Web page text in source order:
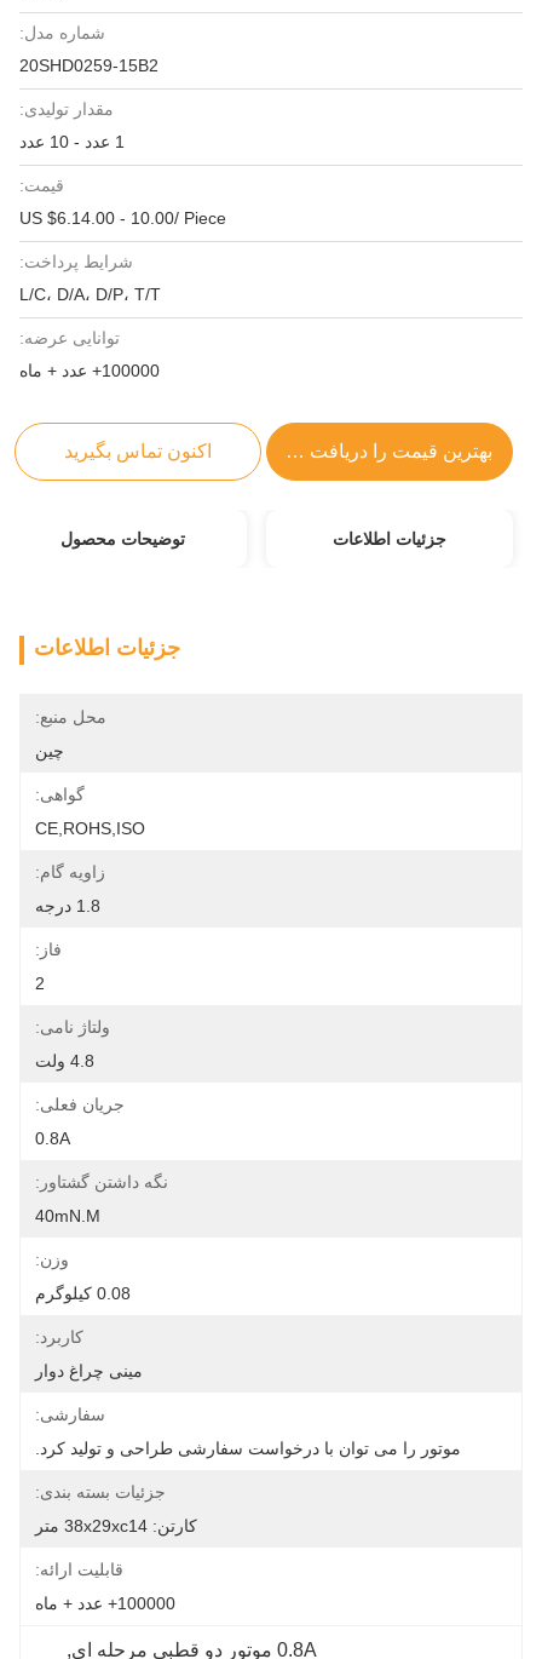
شماره مدل:
20SHD0259-15B2
مقدار تولیدی:
قیمت:
US $6.14.00 - 10.00/ Piece
شرایط پرداخت:
L/C، D/A، D/P، T/T
توانایی عرضه:
100000+ عدد + ماه
بهترین قیمت را دریافت کنید اکنون تماس بگیرید
جزئیات اطلاعات توضیحات محصول
جزئیات اطلاعات
محل منبع:
چین
گواهی:
CE,ROHS,ISO
زاویه گام:
1.8 درجه
فاز:
ولتاژ نامی:
4.8 ولت
جریان فعلی:
0.8A
نگه داشتن گشتاور:
40mN.m
وزن:
0.08 کیلوگرم
کاربرد:
مینی چراغ دوار
سفارشی:
موتور را می توان با درخواست سفارشی طراحی و تولید کرد.
جزئیات بسته بندی:
کارتن: 38x29xc14 متر
قابلیت ارائه:
100000+ عدد + ماه
0.8A موتور دو قطبی مرحله ای ,